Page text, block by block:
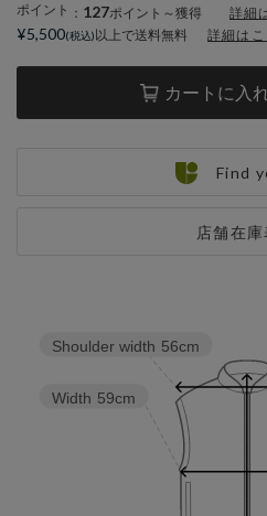
ポイント ： 127ポイント～獲得 詳細
カートに入
店舗在
¥5,500 以上で送料無料 詳細はこ
Find
Width 59cm
Shoulder width 56cm